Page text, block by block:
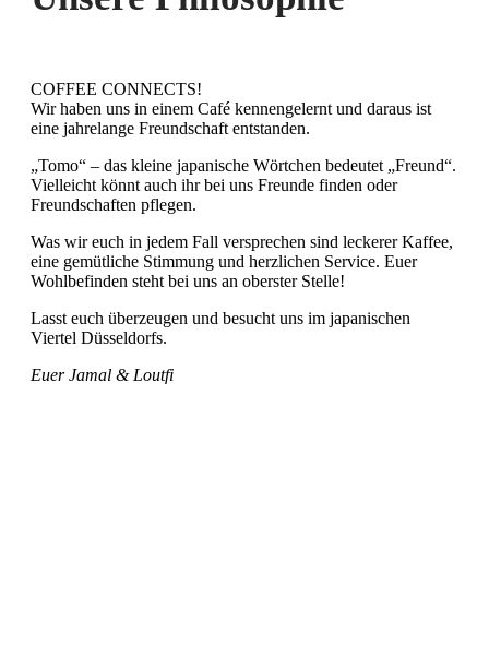
COFFEE CONNECTS!
Wir haben uns in einem Café kennengelernt und daraus ist
eine jahrelange Freundschaft entstanden.
„Tomo“ – das kleine japanische Wörtchen bedeutet „Freund“.
Vielleicht könnt auch ihr bei uns Freunde finden oder
Freundschaften pflegen.
Was wir euch in jedem Fall versprechen sind leckerer Kaffee,
eine gemütliche Stimmung und herzlichen Service. Euer
Wohlbefinden steht bei uns an oberster Stelle!
Lasst euch überzeugen und besucht uns im japanischen
Viertel Düsseldorfs.
Euer Jamal & Loutfi